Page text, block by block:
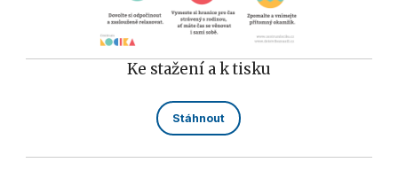
Ke stažení a k tisku
Stáhnout